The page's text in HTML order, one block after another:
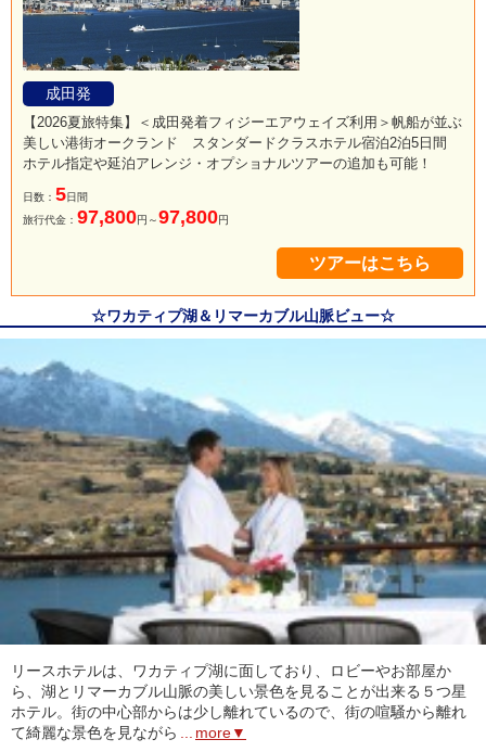
成田発
【2026夏旅特集】＜成田発着フィジーエアウェイズ利用＞帆船が並ぶ
美しい港街オークランド スタンダードクラスホテル宿泊2泊5日間
ホテル指定や延泊アレンジ・オプショナルツアーの追加も可能！
日数： 5日間
旅行代金： 97,800円～97,800円
ツアーはこちら
☆ワカティプ湖＆リマーカブル山脈ビュー☆
リースホテルは、ワカティプ湖に面しており、ロビーやお部屋か
ら、湖とリマーカブル山脈の美しい景色を見ることが出来る５つ星
ホテル。街の中心部からは少し離れているので、街の喧騒から離れ
て綺麗な景色を見ながら
more▼